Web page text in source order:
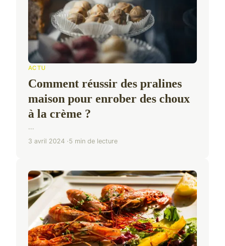
ACTU
Comment réussir des pralines
maison pour enrober des choux
à la crème ?
...
3 avril 2024 5 min de lecture